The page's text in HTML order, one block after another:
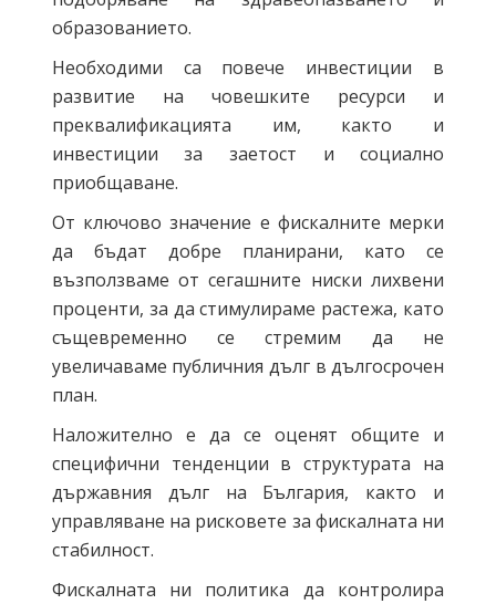
образованието.
Необходими са повече инвестиции в
развитие на човешките ресурси и
преквалификацията им, както и
инвестиции за заетост и социално
приобщаване.
От ключово значение е фискалните мерки
да бъдат добре планирани, като се
възползваме от сегашните ниски лихвени
проценти, за да стимулираме растежа, като
същевременно се стремим да не
увеличаваме публичния дълг в дългосрочен
план.
Наложително е да се оценят общите и
специфични тенденции в структурата на
държавния дълг на България, както и
управляване на рисковете за фискалната ни
стабилност.
Фискалната ни политика да контролира